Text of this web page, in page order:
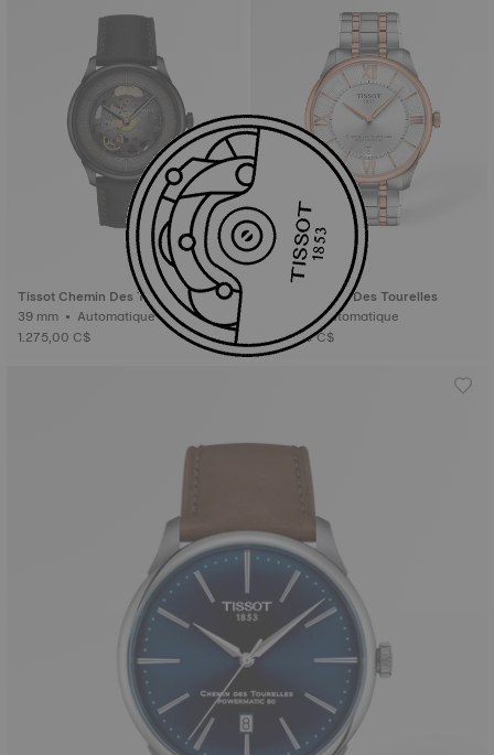
Tissot Chemin Des Tourelles
39 mm • Automatique
1.275,00 C$
Tissot Chemin Des Tourelles
42 mm • Automatique
1.275,00 C$